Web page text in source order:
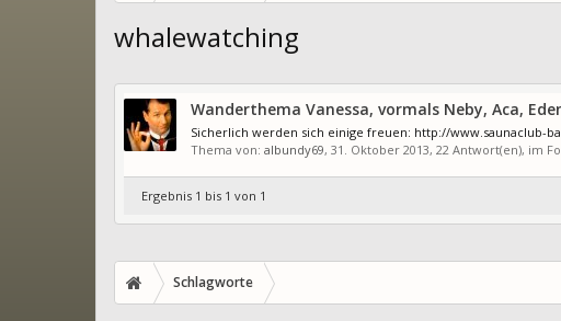
whalewatching
Wanderthema Vanessa, vormals Neby, Aca,
Sicherlich werden sich einige freuen: http://www.saunaclub-
Thema von: albundy69, 31. Oktober 2013, 22 Antwort(en), im
Ergebnis 1 bis 1 von 1
Schlagworte